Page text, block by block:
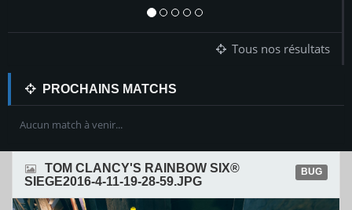
Tous nos résultats
PROCHAINS MATCHS
Aucun match à venir...
BUG
TOM CLANCY'S RAINBOW SIX®
SIEGE2016-4-11-19-28-59.JPG